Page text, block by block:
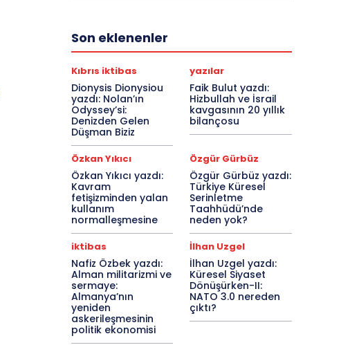
Son eklenenler
Kıbrıs iktibas
Dionysis Dionysiou
yazdı: Nolan’ın
Odyssey’si:
Denizden Gelen
Düşman Biziz
yazılar
Faik Bulut yazdı:
Hizbullah ve İsrail
kavgasının 20 yıllık
bilançosu
Özkan Yıkıcı
Özkan Yıkıcı yazdı:
Kavram
fetişizminden yalan
kullanım
normalleşmesine
Özgür Gürbüz
Özgür Gürbüz yazdı:
Türkiye Küresel
Serinletme
Taahhüdü’nde
neden yok?
iktibas
Nafiz Özbek yazdı:
Alman militarizmi ve
sermaye:
Almanya’nın
yeniden
askerileşmesinin
politik ekonomisi
İlhan Uzgel
İlhan Uzgel yazdı:
Küresel Siyaset
Dönüşürken-II:
NATO 3.0 nereden
çıktı?